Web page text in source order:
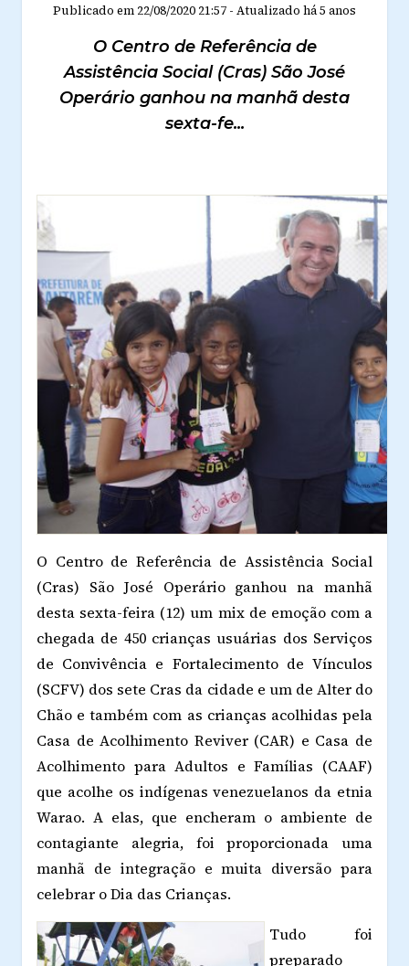
Publicado em 22/08/2020 21:57 - Atualizado há 5 anos
O Centro de Referência de
Assistência Social (Cras) São José
Operário ganhou na manhã desta
sexta-fe...
O Centro de Referência de Assistência Social
(Cras) São José Operário ganhou na manhã
desta sexta-feira (12) um mix de emoção com a
chegada de 450 crianças usuárias dos Serviços
de Convivência e Fortalecimento de Vínculos
(SCFV) dos sete Cras da cidade e um de Alter do
Chão e também com as crianças acolhidas pela
Casa de Acolhimento Reviver (CAR) e Casa de
Acolhimento para Adultos e Famílias (CAAF)
que acolhe os indígenas venezuelanos da etnia
Warao. A elas, que encheram o ambiente de
contagiante alegria, foi proporcionada uma
manhã de integração e muita diversão para
celebrar o Dia das Crianças.
Tudo foi
preparado